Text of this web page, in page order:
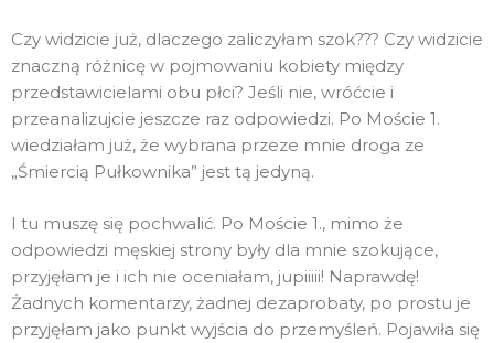
Czy widzicie już, dlaczego zaliczyłam szok??? Czy widzicie
znaczną różnicę w pojmowaniu kobiety między
przedstawicielami obu płci? Jeśli nie, wróćcie i
przeanalizujcie jeszcze raz odpowiedzi. Po Moście 1.
wiedziałam już, że wybrana przeze mnie droga ze
„Śmiercią Pułkownika” jest tą jedyną.
I tu muszę się pochwalić. Po Moście 1., mimo że
odpowiedzi męskiej strony były dla mnie szokujące,
przyjęłam je i ich nie oceniałam, jupiiiii! Naprawdę!
Żadnych komentarzy, żadnej dezaprobaty, po prostu je
przyjęłam jako punkt wyjścia do przemyśleń. Pojawiła się